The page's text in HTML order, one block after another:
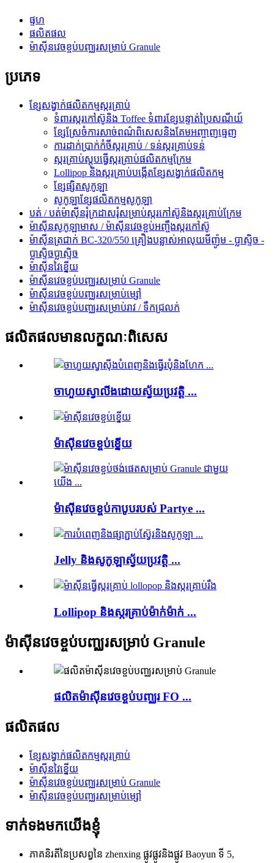
ផ្ទហ
ផលិតផល
ម៉ាស៊ីនវេចខ្ចប់បញ្ឈរសម្រាប់ Granule
ប្រភេទ
ខ្សែសង្វាក់ផលិតកម្មស្ករគ្រាប់
ទំពារស្ករកៅស៊ូនិង Toffee ទំពារខ្សែបន្ទាត់ប្រៃសណីយ៍
ខ្សែស្រែចំការសាច់ពណ៌ពិសេសនិងគែមអញ្ចាញធ្មេញ
ការដាក់ប្រាក់កំចីស្ករគ្រាប់ / ទន់ស្ករគ្រាប់ទន់
ស្ករគ្រាប់ស្តុបធ្វើស្ករគ្រាប់ផលិតកម្មក្រែម
Lollipop និងស្ករគ្រាប់បង្កើតខ្សែសង្វាក់ផលិតកម្ម
ខ្សែផ្សិតសូកូឡា
សូកូឡាខ្សែផលិតកម្មសូកូឡា
បត់ / បត់ម៉ាស៊ីនរុំក្រដាសរុំសម្រាប់ស្ករកៅស៊ូនិងស្ករគ្រាប់ក្រែម
ម៉ាស៊ីនសូកូឡាមាស / ម៉ាស៊ីនវេចខ្ចប់អញ្ចឹងស្ករកៅស៊ូ
ម៉ាស៊ីនត្រជាក់ BC-320/550 គ្រឿងបន្លាស់អាលុយមីញ៉ូម - ប្លាស្ទិច -
ប្លាស្ទិចប្លាស្ទិច
ម៉ាស៊ីនវៃខ្នើយ
ម៉ាស៊ីនវេចខ្ចប់បញ្ឈរសម្រាប់ Granule
ម៉ាស៊ីនវេចខ្ចប់បញ្ឈរសម្រាប់ម្សៅ
ម៉ាស៊ីនវេចខ្ចប់បញ្ឈរសម្រាប់រាវ / ទឹកជ្រលក់
ផលិតផលមានលក្ខណៈពិសេស
ចាហួយស្វាលីងដោយស្វ័យប្រវត្តិ ...
ម៉ាស៊ីនវេចខ្ចប់ខ្នើយ
ម៉ាស៊ីនវេចខ្ចប់កាបូបរបស់ Partye ...
Jelly និងសូកូឡាស្វ័យប្រវត្តិ ...
Lollipop និងស្ករគ្រាប់ម៉ាក់ម៉ាក់ ...
ម៉ាស៊ីនវេចខ្ចប់បញ្ឈរសម្រាប់ Granule
ផលិតម៉ាស៊ីនវេចខ្ចប់បញ្ឈរ FO ...
ផលិតផល
ខ្សែសង្វាក់ផលិតកម្មស្ករគ្រាប់
ម៉ាស៊ីនវៃខ្នើយ
ម៉ាស៊ីនវេចខ្ចប់បញ្ឈរសម្រាប់ Granule
ម៉ាស៊ីនវេចខ្ចប់បញ្ឈរសម្រាប់ម្សៅ
ទាក់ទងមកយើងខ្ញុំ
ភាគនិរតីនៃប្រសព្វនៃ zhenxing ផ្លូវផ្លូវនិងផ្លូវ Baoyun ទី 5,